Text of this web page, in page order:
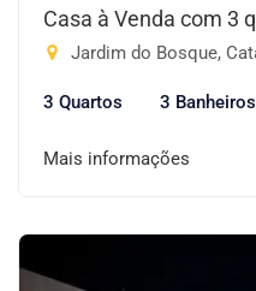
Casa à Venda com 3
Jardim do Bosque,
3 Quartos 3 Banheiros
Mais informações